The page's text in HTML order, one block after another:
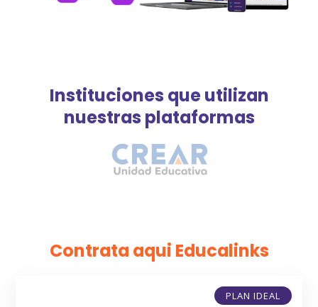
Instituciones que utilizan
nuestras plataformas
Contrata aqui Educalinks
PLAN IDEAL